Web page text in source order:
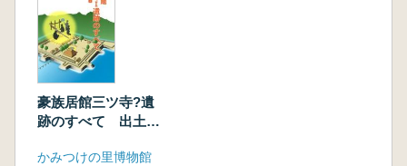
豪族居館三ツ寺?遺
跡のすべて 出土品
かみつけの里博物館